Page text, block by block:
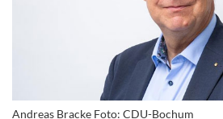
Andreas Bracke Foto: CDU-Bochum